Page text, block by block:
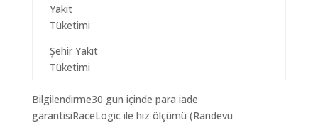
Yakıt
Tüketimi
Şehir Yakıt
Tüketimi
Bilgilendirme30 gun içinde para iade
garantisiRaceLogic ile hız ölçümü (Randevu